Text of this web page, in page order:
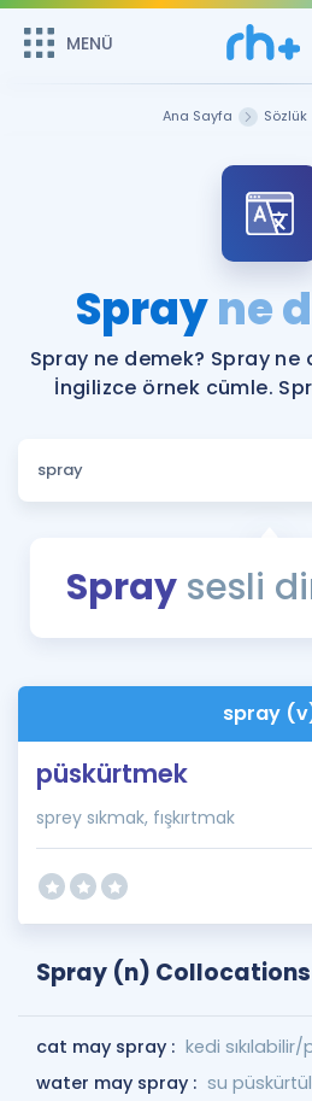
MENÜ
Şifremi
ÜYE
Sepetin Şu
Remzi Hoca ile seni sınava
bekliyor!
MENÜ
Katılımcı Görüşleri
Faydalı Araçlar
Sözlük
Rehberlik Aracı
Blog
İngilizce Gramer
Ana Sayfa Sözlük
Sprayne
Spray ne demek? Spray
İngilizce örnek cümle.
Spraysesli
spray
püskürtmek
sprey sıkmak, fışkırtmak
Spray (n) Collocations
cat may spray : kedi
water may spray : su